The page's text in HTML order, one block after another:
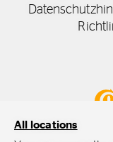
All locations